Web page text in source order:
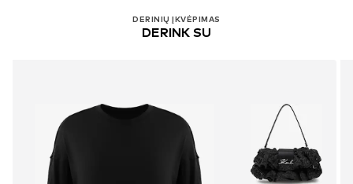
DERINIŲ ĮKVĖPIMAS
DERINK SU